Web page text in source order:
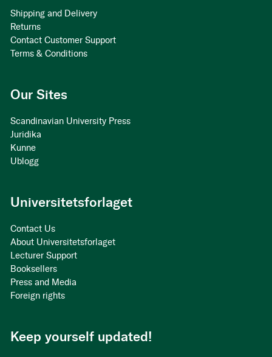
Shipping and Delivery
Returns
Contact Customer Support
Terms & Conditions
Our Sites
Scandinavian University Press
Juridika
Kunne
Ublogg
Universitetsforlaget
Contact Us
About Universitetsforlaget
Lecturer Support
Booksellers
Press and Media
Foreign rights
Keep yourself updated!